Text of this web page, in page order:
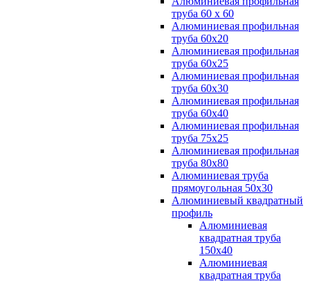
труба 60 х 60
Алюминиевая профильная
труба 60х20
Алюминиевая профильная
труба 60х25
Алюминиевая профильная
труба 60х30
Алюминиевая профильная
труба 60х40
Алюминиевая профильная
труба 75х25
Алюминиевая профильная
труба 80х80
Алюминиевая труба
прямоугольная 50х30
Алюминиевый квадратный
профиль
Алюминиевая
квадратная труба
150х40
Алюминиевая
квадратная труба